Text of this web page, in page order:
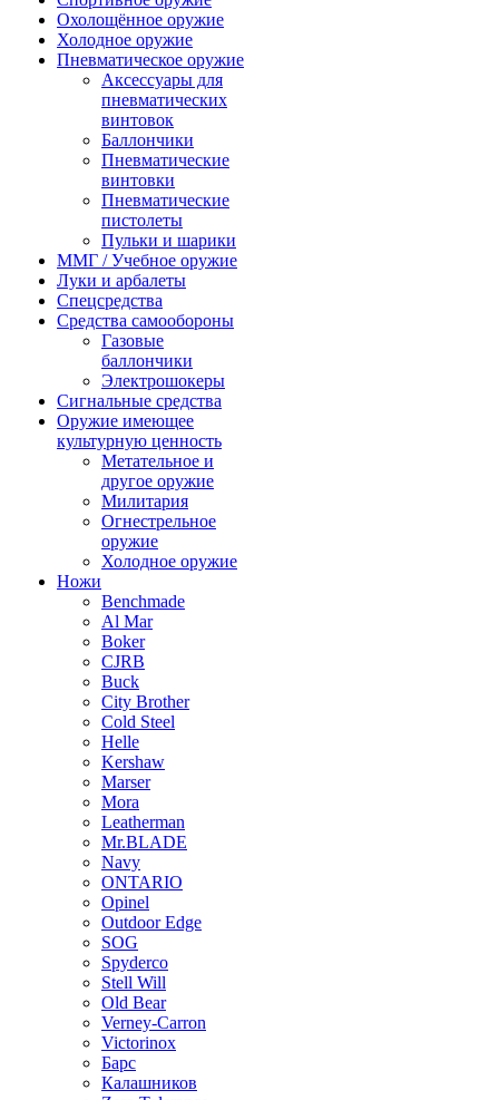
Охолощённое оружие
Холодное оружие
Пневматическое оружие
Аксессуары для
пневматических
винтовок
Баллончики
Пневматические
винтовки
Пневматические
пистолеты
Пульки и шарики
ММГ / Учебное оружие
Луки и арбалеты
Спецсредства
Средства самообороны
Газовые
баллончики
Электрошокеры
Сигнальные средства
Оружие имеющее
культурную ценность
Метательное и
другое оружие
Милитария
Огнестрельное
оружие
Холодное оружие
Ножи
Benchmade
Al Mar
Boker
CJRB
Buck
City Brother
Cold Steel
Helle
Kershaw
Marser
Mora
Leatherman
Mr.BLADE
Navy
ONTARIO
Opinel
Outdoor Edge
SOG
Spyderco
Stell Will
Old Bear
Verney-Carron
Victorinox
Барс
Калашников